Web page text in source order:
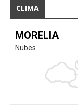
CLIMA
MORELIA
Nubes